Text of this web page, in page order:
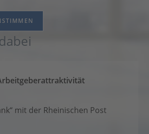
mit der Rheinischen Post